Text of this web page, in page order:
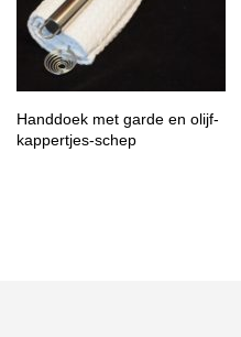
Handdoek met garde en olijf-
kappertjes-schep